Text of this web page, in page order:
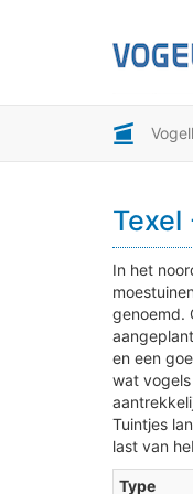
In het
genoemd.
en een
wat
Tuintjes
last van
Type